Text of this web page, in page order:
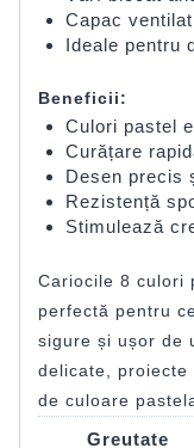
Capac
Ideale pentru
Beneficii:
Culori pastel
Curățare
Desen precis
Rezistență
Stimulează
Cariocile 8 culori
perfectă pentru
sigure și ușor de
delicate,
de culoare
Greutate